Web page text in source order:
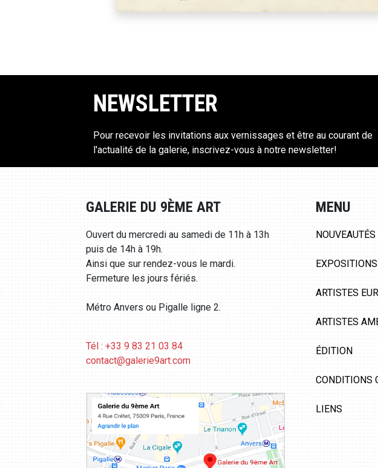
NEWSLETTER
Pour recevoir les invitations aux vernissages et être au courant de
l'actualité de la galerie, inscrivez-vous à notre newsletter!
GALERIE DU 9ÈME ART
Ouvert du mercredi au samedi de 11h à 13h
puis de 14h à 19h.
Ainsi que sur rendez-vous le mardi.
Fermeture les jours fériés.
Métro Anvers ou Pigalle ligne 2.
Tél : +33 9 83 21 03 84
contact@galerie9art.com
MENU
NOUVEAUTÉS
EXPOSITIONS
ARTISTES
ARTISTES
ÉDITION
CONDITIONS
LIENS